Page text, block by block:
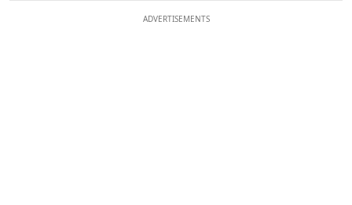
ADVERTISEMENTS